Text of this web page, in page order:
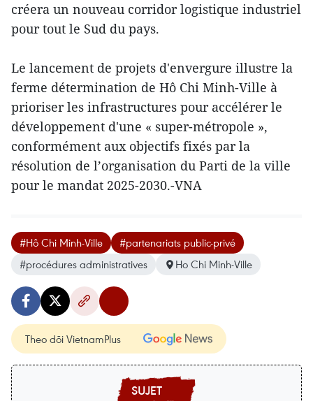
créera un nouveau corridor logistique industriel
pour tout le Sud du pays.
Le lancement de projets d'envergure illustre la
ferme détermination de Hô Chi Minh-Ville à
prioriser les infrastructures pour accélérer le
développement d'une « super-métropole »,
conformément aux objectifs fixés par la
résolution de l’organisation du Parti de la ville
pour le mandat 2025-2030.-VNA
#Hô Chi Minh-Ville
#partenariats public-privé
#procédures administratives
Ho Chi Minh-Ville
Theo dõi VietnamPlus